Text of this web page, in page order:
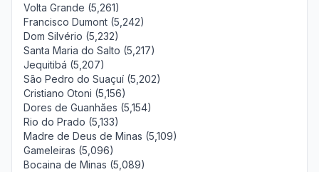
Volta Grande (5,261)
Francisco Dumont (5,242)
Dom Silvério (5,232)
Santa Maria do Salto (5,217)
Jequitibá (5,207)
São Pedro do Suaçuí (5,202)
Cristiano Otoni (5,156)
Dores de Guanhães (5,154)
Rio do Prado (5,133)
Madre de Deus de Minas (5,109)
Gameleiras (5,096)
Bocaina de Minas (5,089)